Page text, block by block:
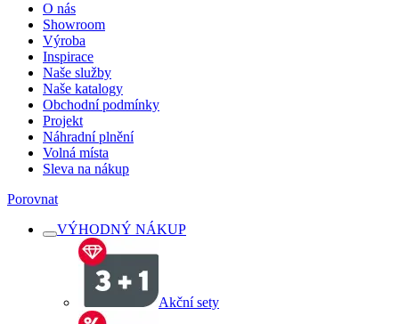
O nás
Showroom
Výroba
Inspirace
Naše služby
Naše katalogy
Obchodní podmínky
Projekt
Náhradní plnění
Volná místa
Sleva na nákup
Porovnat
VÝHODNÝ NÁKUP
Akční sety